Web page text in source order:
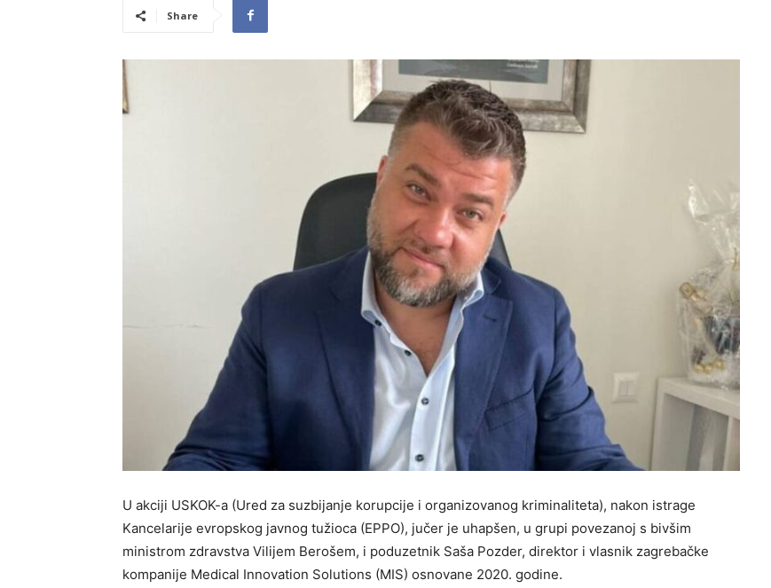
Share
U akciji USKOK-a (Ured za suzbijanje korupcije i organizovanog kriminaliteta), nakon istrage
Kancelarije evropskog javnog tužioca (EPPO), jučer je uhapšen, u grupi povezanoj s bivšim
ministrom zdravstva Vilijem Berošem, i poduzetnik Saša Pozder, direktor i vlasnik zagrebačke
kompanije Medical Innovation Solutions (MIS) osnovane 2020. godine.